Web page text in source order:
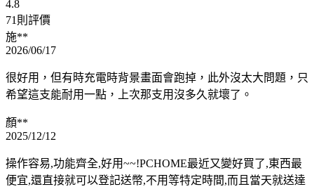
4.8
71則評價
施**
2026/06/17
很好用，但有時充電時背景畫面會跑掉，此外沒太大問題，只
希望這支能耐用一點，上次那支用沒多久就壞了。
顏**
2025/12/12
操作容易,功能齊全,好用~~!PCHOME最近又變好買了,東西最
便宜,還直接就可以登記送幣,不用等特定時間,而且當天就送達